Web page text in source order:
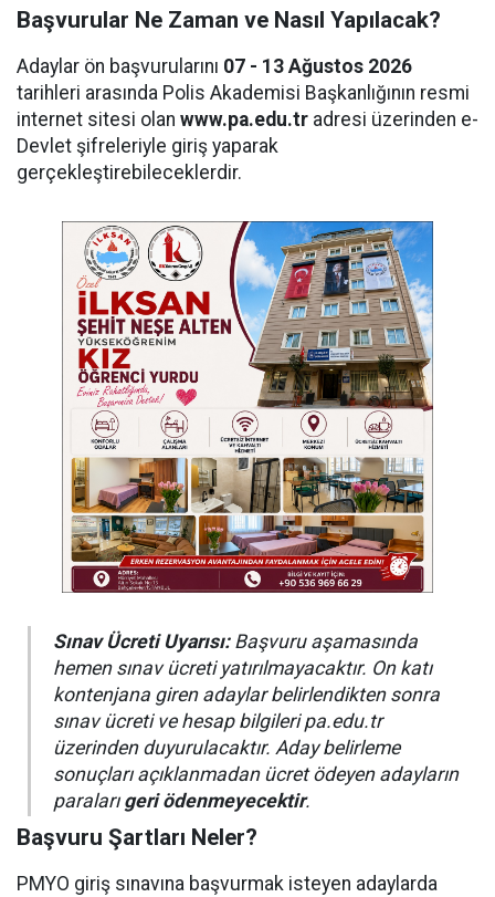
Başvurular Ne Zaman ve Nasıl Yapılacak?
Adaylar ön başvurularını 07 - 13 Ağustos 2026
tarihleri arasında Polis Akademisi Başkanlığının resmi
internet sitesi olan www.pa.edu.tr adresi üzerinden e-
Devlet şifreleriyle giriş yaparak
gerçekleştirebileceklerdir.
Sınav Ücreti Uyarısı:Başvuru aşamasında
hemen sınav ücreti yatırılmayacaktır. On katı
kontenjana giren adaylar belirlendikten sonra
sınav ücreti ve hesap bilgileri pa.edu.tr
üzerinden duyurulacaktır. Aday belirleme
sonuçları açıklanmadan ücret ödeyen adayların
paraları geri ödenmeyecektir.
Başvuru Şartları Neler?
PMYO giriş sınavına başvurmak isteyen adaylarda